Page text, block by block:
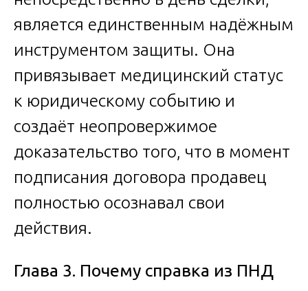
является единственным надёжным
инструментом защиты. Она
привязывает медицинский статус
к юридическому событию и
создаёт неопровержимое
доказательство того, что в момент
подписания договора продавец
полностью осознавал свои
действия.
Глава 3. Почему справка из ПНД